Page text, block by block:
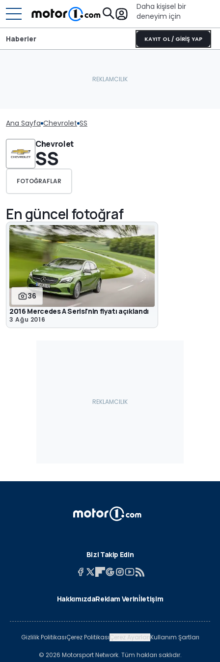
Daha kişisel bir
deneyim için
KAYIT OL / GİRİŞ YAP
Haberler
Ana Sayfa Chevrolet SS
Chevrolet
SS
FOTOĞRAFLAR
En güncel fotoğraf
36
2016 Mercedes A Serisi'nin fiyatı açıklandı
3 Ağu 2016
Bizi Takip Edin
HakkımızdaReklam Verinİletişim
Gizlilik PolitikasıÇerez PolitikasıÇerez AyarlarıKullanım Şartları
© 2026 Motorsport Network. Tüm hakları saklıdır.